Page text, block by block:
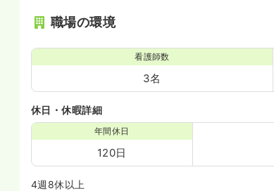
職場の環境
看護師数
3名
休日・休暇詳細
年間休日
120日
4週8休以上